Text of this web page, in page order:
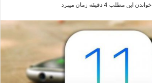
خواندن این مطلب 4 دقیقه زمان میبرد